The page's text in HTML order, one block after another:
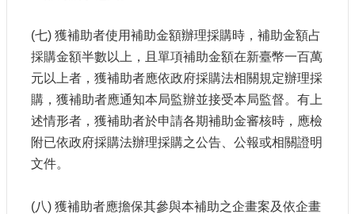
(七) 獲補助者使用補助金額辦理採購時，補助金額占
採購金額半數以上，且單項補助金額在新臺幣一百萬
元以上者，獲補助者應依政府採購法相關規定辦理採
購，獲補助者應通知本局監辦並接受本局監督。有上
述情形者，獲補助者於申請各期補助金審核時，應檢
附已依政府採購法辦理採購之公告、公報或相關證明
文件。
(八) 獲補助者應擔保其參與本補助之企畫案及依企畫